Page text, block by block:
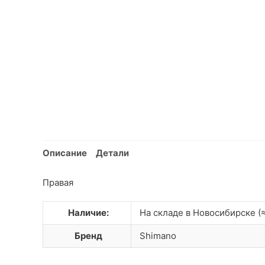
Описание Детали
Правая
Наличие: На складе в Новосибирске
Бренд Shimano